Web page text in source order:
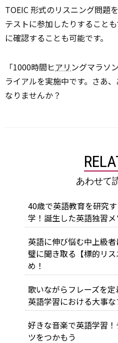
TOEIC 形式のリスニング問題
テストに参加したりすること
に確認することも可能です。
「1000時間ヒアリ ングマラソ
ライアルを実施中です。さあ
なりませんか？
あわせて
40歳で英語教育を研究
学！誕生した英語独習メ
英語に伸び悩む中上級
璧に聞き取る【標的リ
め！
歌いながらフレーズを
英語学習における大事
好きな音楽で英語学習
ツをつかもう